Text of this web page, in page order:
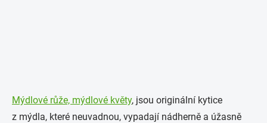
Mýdlové růže, mýdlové květy, jsou originální kytice
z mýdla, které neuvadnou, vypadají nádherně a úžasně